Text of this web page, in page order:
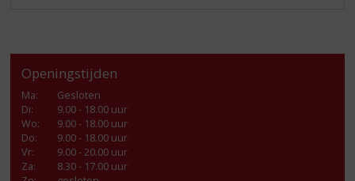
Openingstijden
Ma:
Gesloten
Di:
9.00 - 18.00 uur
Wo:
9.00 - 18.00 uur
Do:
9.00 - 18.00 uur
Vr:
9.00 - 20.00 uur
Za:
8.30 - 17.00 uur